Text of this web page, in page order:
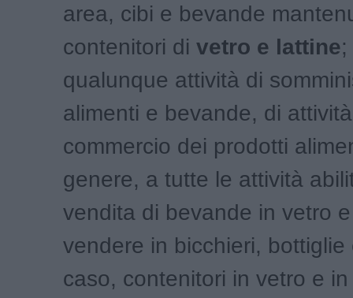
area, cibi e bevande
contenitori di vetro e lattine
qualunque attività di
alimenti e bevande, di
commercio dei prodotti
genere, a tutte le attività
vendita di bevande in vetro
vendere in bicchieri, bottiglie
caso, contenitori in vetro e